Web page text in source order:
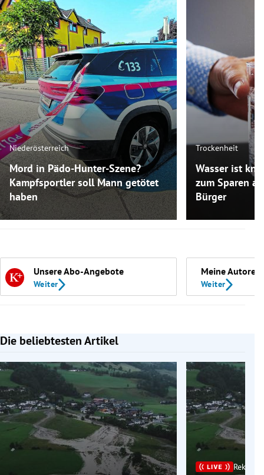
Niederösterreich
Mord in Pädo-Hunter-Szene?
Kampfsportler soll Mann getötet
haben
Trockenheit
Wasser ist
zum Sparen
Bürger
Unsere Abo-Angebote
Weiter
Meine Autoren
Weiter
Die beliebtesten Artikel
Slide 1 von 7